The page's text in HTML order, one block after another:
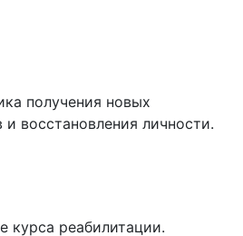
получения новых
восстановления личности.
курса реабилитации.